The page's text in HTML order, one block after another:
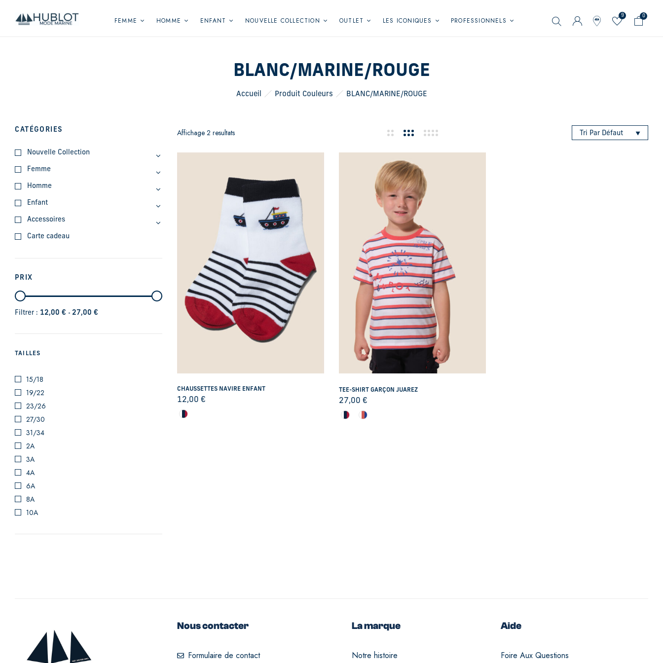
FEMME HOMME ENFANT NOUVELLE COLLECTION OUTLET LES ICONIQUES PROFESSIONNELS
9 0
BLANC/MARINE/ROUGE
Accueil Produit Couleurs BLANC/MARINE/ROUGE
CATÉGORIES
Nouvelle Collection
Femme
Homme
Enfant
Accessoires
Carte cadeau
PRIX
Filtrer : 12,00 € - 27,00 €
TAILLES
15/18
19/22
23/26
27/30
31/34
2A
3A
4A
6A
8A
10A
Affichage 2 resultats Tri Par Défaut
CHAUSSETTES NAVIRE ENFANT
12,00 €
TEE-SHIRT GARÇON JUAREZ
27,00 €
Nous contacter
Formulaire de contact
La marque
Notre histoire
Aide
Foire Aux Questions